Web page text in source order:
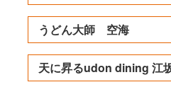
うどん大師 空海
天に昇るudon dining 江